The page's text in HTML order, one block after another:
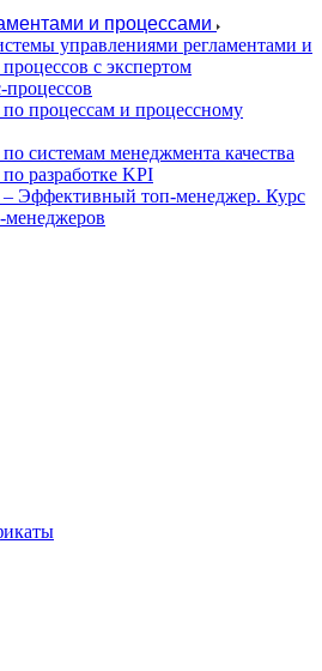
и процессами
управлениями регламентами и
с экспертом
процессов
процессам и процессному
системам менеджмента качества
разработке KPI
Эффективный топ-менеджер. Курс
менеджеров